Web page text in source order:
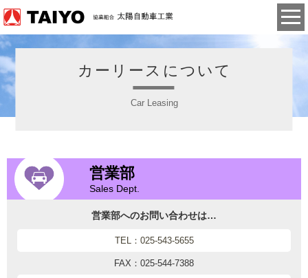
カーリースについて
Car Leasing
営業部
Sales Dept.
営業部へのお問い合わせは…
TEL：025-543-5655
FAX：025-544-7388